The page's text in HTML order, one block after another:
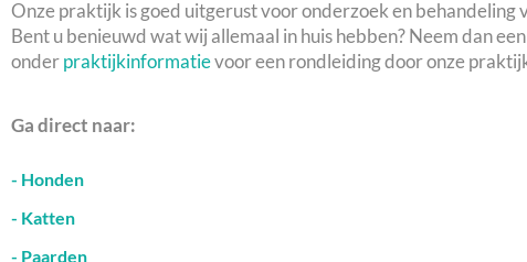
Onze praktijk is goed uitgerust voor onderzoek en behandeling
Bent u benieuwd wat wij allemaal in huis hebben? Neem dan
onderpraktijkinformatievoor een rondleiding door onze
Ga direct naar:
- Honden
- Katten
- Paarden